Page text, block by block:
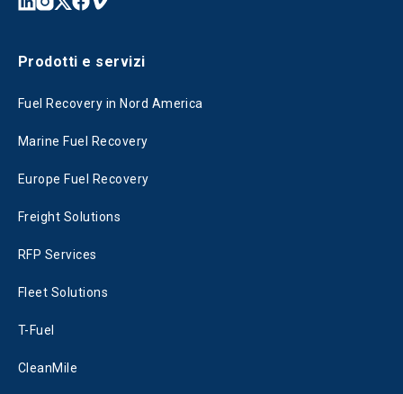
Prodotti e servizi
Fuel Recovery in Nord America
Marine Fuel Recovery
Europe Fuel Recovery
Freight Solutions
RFP Services
Fleet Solutions
T-Fuel
CleanMile